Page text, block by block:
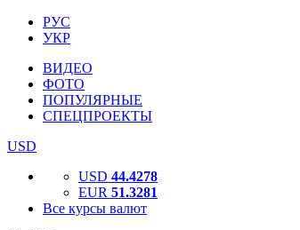
РУС
УКР
ВИДЕО
ФОТО
ПОПУЛЯРНЫЕ
СПЕЦПРОЕКТЫ
USD
USD 44.4278
EUR 51.3281
Все курсы валют